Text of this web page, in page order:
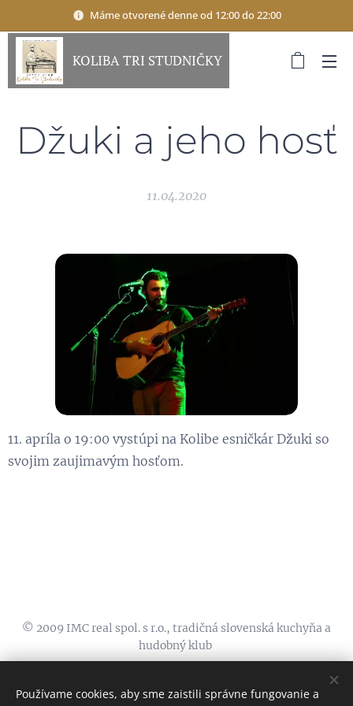
Máme otvorené denne od 12:00 do 22:00
KOLIBA TRI STUDNIČKY
Džuki a jeho hosť
11.04.2020
11. apríla o 19:00 vystúpi na Kolibe esničkár Džuki so
svojim zaujimavým hosťom.
© 2009 IMC real spol. s r.o., tradičná slovenská kuchyňa a
hudobný klub
STUDNIČKY, INSTA: @kolibatristudnicky
Používame cookies, aby sme zaistili správne fungovanie a